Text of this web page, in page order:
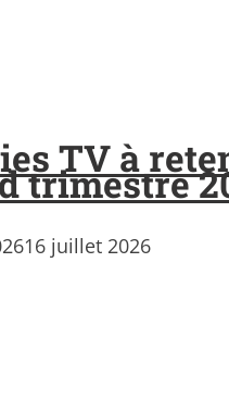
TV à
trimestre
16 juillet 2026